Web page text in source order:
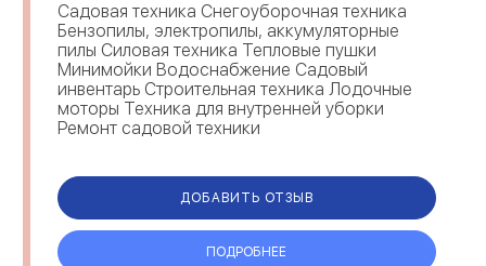
Садовая техника Снегоуборочная техника
Бензопилы, электропилы, аккумуляторные
пилы Силовая техника Тепловые пушки
Минимойки Водоснабжение Садовый
инвентарь Строительная техника Лодочные
моторы Техника для внутренней уборки
Ремонт садовой техники
ДОБАВИТЬ ОТЗЫВ
ПОДРОБНЕЕ